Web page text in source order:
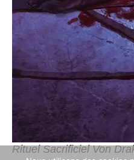
Rituel Sacrificiel Von